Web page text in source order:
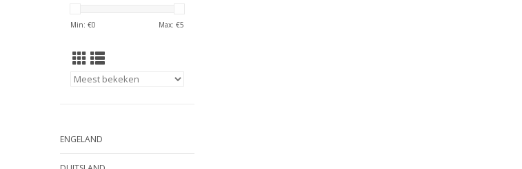
Min: €0 Max: €5
ENGELAND